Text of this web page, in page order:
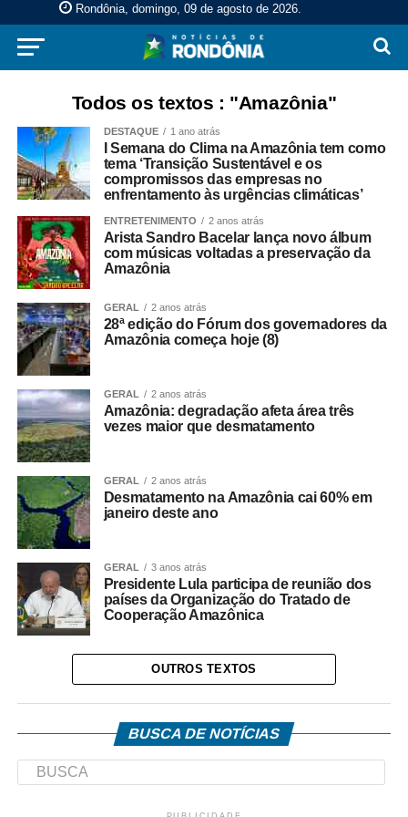
Rondônia, domingo, 09 de agosto de 2026.
Todos os textos : "Amazônia"
DESTAQUE 1 ano atrás
I Semana do Clima na Amazônia tem como
tema ‘Transição Sustentável e os
compromissos das empresas no
enfrentamento às urgências climáticas’
ENTRETENIMENTO 2 anos atrás
Arista Sandro Bacelar lança novo álbum
com músicas voltadas a preservação da
Amazônia
GERAL 2 anos atrás
28ª edição do Fórum dos governadores da
Amazônia começa hoje (8)
GERAL 2 anos atrás
Amazônia: degradação afeta área três
vezes maior que desmatamento
GERAL 2 anos atrás
Desmatamento na Amazônia cai 60% em
janeiro deste ano
GERAL 3 anos atrás
Presidente Lula participa de reunião dos
países da Organização do Tratado de
Cooperação Amazônica
OUTROS TEXTOS
BUSCA DE NOTÍCIAS